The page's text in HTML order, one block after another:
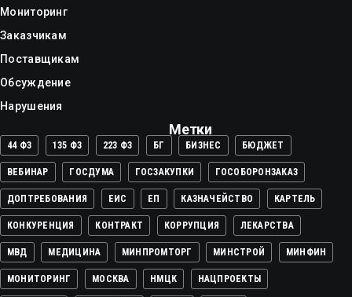
Мониторинг
Заказчикам
Поставщикам
Обсуждение
Нарушения
Метки
44 ФЗ 135 ФЗ 223 ФЗ БГ БИЗНЕС БЮДЖЕТ
ВЕБИНАР ГОСДУМА ГОСЗАКУПКИ ГОСОБОРОНЗАКАЗ
ДОПТРЕБОВАНИЯ ЕИС ЕП КАЗНАЧЕЙСТВО КАРТЕЛЬ
КОНКУРЕНЦИЯ КОНТРАКТ КОРРУПЦИЯ ЛЕКАРСТВА
МВД МЕДИЦИНА МИНПРОМТОРГ МИНСТРОЙ МИНФИН
МОНИТОРИНГ МОСКВА НМЦК НАЦПРОЕКТЫ